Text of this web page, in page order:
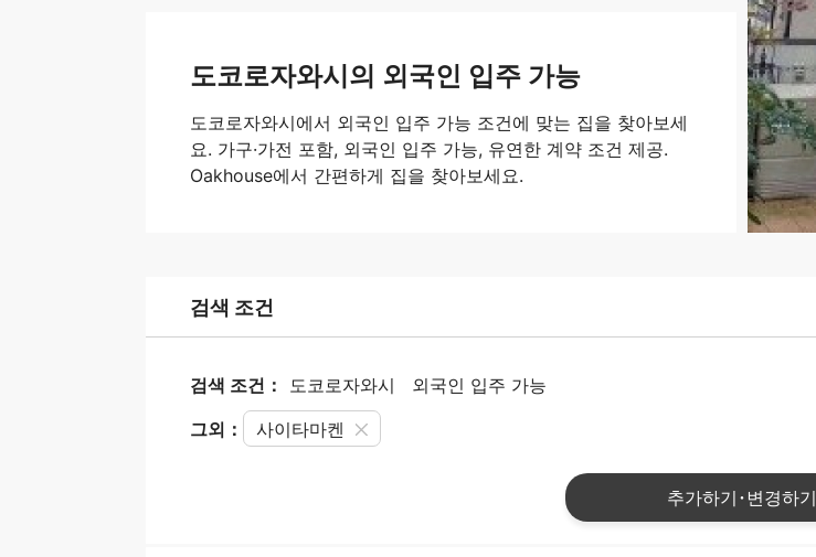
도코로자와시의 외국인 입주 가능
도코로자와시에서 외국인 입주 가능 조건에 맞는 집을 찾아보세
요. 가구·가전 포함, 외국인 입주 가능, 유연한 계약 조건 제공.
Oakhouse에서 간편하게 집을 찾아보세요.
검색 조건
검색 조건： 도코로자와시 외국인 입주 가능
그외： 사이타마켄
추가하기･변경하기